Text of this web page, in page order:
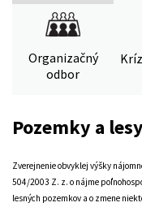
Organizačný
odbor
Pozemky a
Zverejnenie obvyklej výšky
504/2003 Z. z. o nájme
lesných pozemkov a o zmene